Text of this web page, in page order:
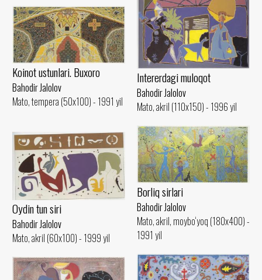
Intererdagi muloqot
Bahodir Jalolov
Mato, akril (110x150) - 1996 yil
Koinot ustunlari. Buxoro
Bahodir Jalolov
Mato, tempera (50x100) - 1991 yil
Borliq sirlari
Bahodir Jalolov
Mato, akril, moybo‘yoq (180x400) -
1991 yil
Oydin tun siri
Bahodir Jalolov
Mato, akril (60x100) - 1999 yil